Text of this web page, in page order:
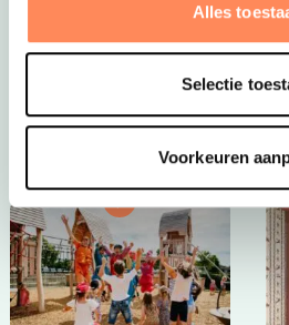
Alles
Selectie
Voorkeuren
avontuur. Een paradijs voor
plek waar ouders helemaal tot
Bekijk Huttopia de Roos